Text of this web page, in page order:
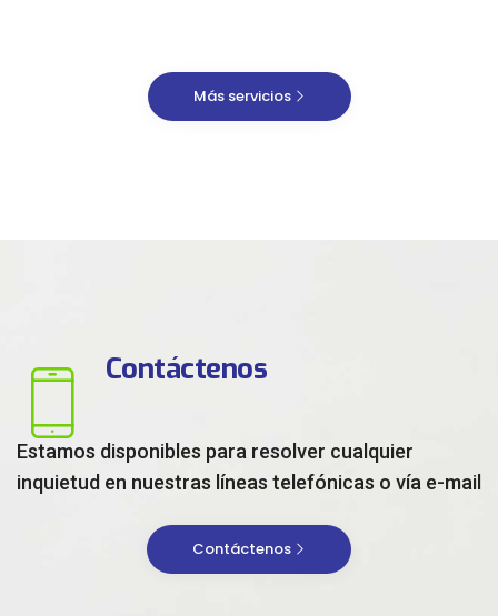
Más servicios
Contáctenos
Estamos disponibles para resolver cualquier
inquietud en nuestras líneas telefónicas o vía e-mail
Contáctenos